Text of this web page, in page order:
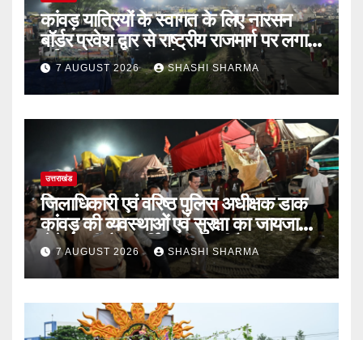
कांवड़ यात्रियों के स्वागत के लिए नारसन
बॉर्डर प्रवेश द्वार से राष्ट्रीय राजमार्ग पर लगाई
गई रंगीन एलईडी लाइटें
7 AUGUST 2026 SHASHI SHARMA
उत्तराखंड
जिलाधिकारी एवं वरिष्ठ पुलिस अधीक्षक डाक
कांवड़ की व्यवस्थाओं एवं सुरक्षा का जायजा
लेने बैरागी कैंप पार्किंग स्थल जीरो ग्राउंड पर
देर रात्रि पहुंचे
7 AUGUST 2026 SHASHI SHARMA